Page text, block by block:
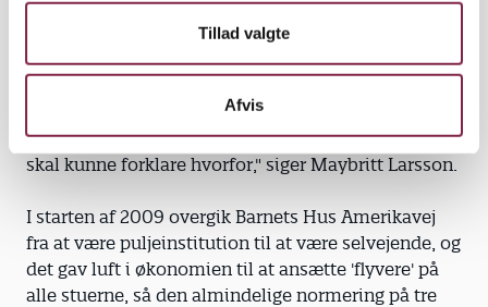
Tillad valgte
Afvis
så det ville være vanvittigt ikke at fortsætte. Men vi
skal have orden i den faglige argumentation. Derfor
har alle stuer indsamlet observationer under
refleksion og diskussion. Vi skal vide, hvilke ting vi
vil have på stuerne, og hvad vi vil ikke vil have, og vi
skal kunne forklare hvorfor," siger Maybritt Larsson.
I starten af 2009 overgik Barnets Hus Amerikavej
fra at være puljeinstitution til at være selvejende, og
det gav luft i økonomien til at ansætte 'flyvere' på
alle stuerne, så den almindelige normering på tre